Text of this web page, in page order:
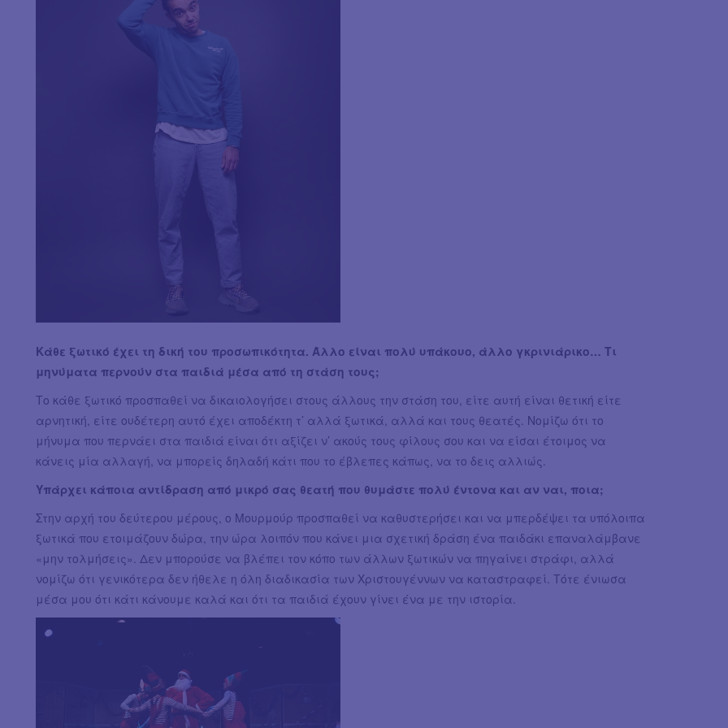
Κάθε ξωτικό έχει τη δική του προσωπικότητα. Άλλο είναι πολύ υπάκουο, άλλο γκρινιάρικο… Τι
μηνύματα περνούν στα παιδιά μέσα από τη στάση τους;
Το κάθε ξωτικό προσπαθεί να δικαιολογήσει στους άλλους την στάση του, είτε αυτή είναι θετική είτε
αρνητική, είτε ουδέτερη αυτό έχει αποδέκτη τ’ αλλά ξωτικά, αλλά και τους θεατές. Νομίζω ότι το
μήνυμα που περνάει στα παιδιά είναι ότι αξίζει ν’ ακούς τους φίλους σου και να είσαι έτοιμος να
κάνεις μία αλλαγή, να μπορείς δηλαδή κάτι που το έβλεπες κάπως, να το δεις αλλιώς.
Υπάρχει κάποια αντίδραση από μικρό σας θεατή που θυμάστε πολύ έντονα και αν ναι, ποια;
Στην αρχή του δεύτερου μέρους, ο Μουρμούρ προσπαθεί να καθυστερήσει και να μπερδέψει τα υπόλοιπα
ξωτικά που ετοιμάζουν δώρα, την ώρα λοιπόν που κάνει μια σχετική δράση ένα παιδάκι επαναλάμβανε
«μην τολμήσεις». Δεν μπορούσε να βλέπει τον κόπο των άλλων ξωτικών να πηγαίνει στράφι, αλλά
νομίζω ότι γενικότερα δεν ήθελε η όλη διαδικασία των Χριστουγέννων να καταστραφεί. Τότε ένιωσα
μέσα μου ότι κάτι κάνουμε καλά και ότι τα παιδιά έχουν γίνει ένα με την ιστορία.